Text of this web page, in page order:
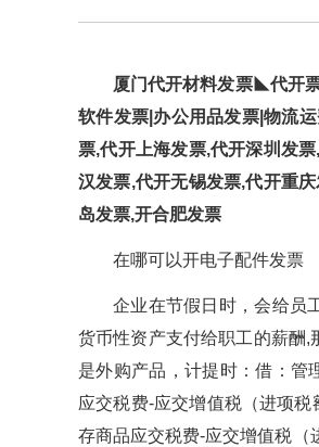
厦门代开材料发票◣代开
软件发票|办公用品发票|物流
票,代开上海发票,代开深圳发
汉发票,代开无锡发票,代开重
岛发票,开合肥发票
在哪可以开电子配件发票
企业在节假日时，会给
货币性资产支付给职工的薪酬,那
是外购产品，计提时：借
应交税费-应交增值税（进项税额）
存商品应交税费-应交增值税（进项